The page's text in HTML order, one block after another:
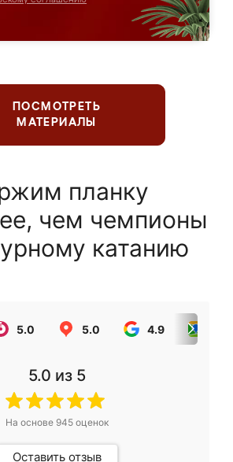
ПОСМОТРЕТЬ
МАТЕРИАЛЫ
планку
чем чемпионы
катанию
5.0 5.0 4.9
5.0 из 5
На основе 945оценок
Оставить отзыв